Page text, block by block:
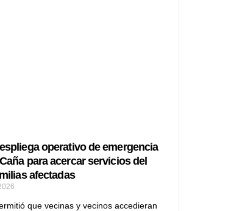
operativo de emergencia
para acercar servicios del
afectadas
que vecinas y vecinos accedieran